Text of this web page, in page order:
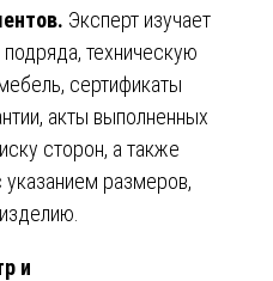
Эксперт изучает
техническую
сертификаты
акты выполненных
сторон, а также
размеров,
и